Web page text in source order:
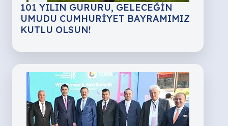
101 YILIN GURURU, GELECEĞİN
UMUDU CUMHURİYET BAYRAMIMIZ
KUTLU OLSUN!